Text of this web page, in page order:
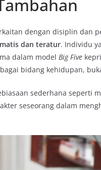
dengan disiplin dan
dan teratur. Individu
dalam model Big Five
bidang kehidupan,
sederhana seperti
seseorang dalam